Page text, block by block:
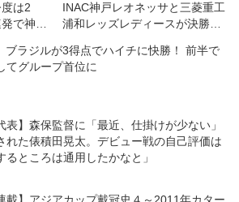
は2
で神村
【3回
INAC神戸レオネッサと三菱重工
浦和レッズレディースが決勝へ
ブラジルが3得点でハイチに快勝！ 前半で
てグループ首位に
表】森保監督に「最近、仕掛けが少ない」
れた俵積田晃太。デビュー戦の自己評価は
るところは通用したかなと」